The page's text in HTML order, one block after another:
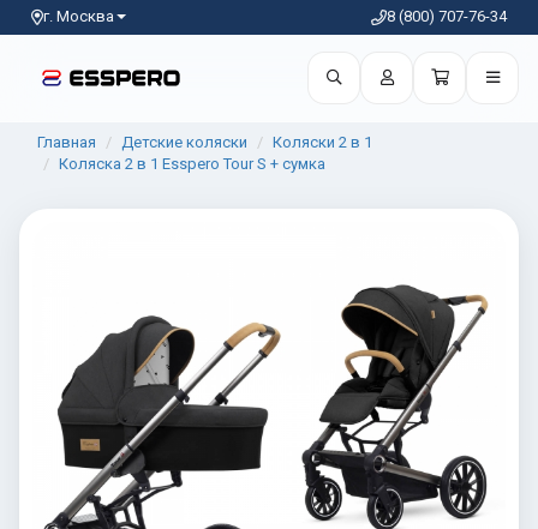
г. Москва 8 (800) 707-76-34
Главная Детские коляски
Коляски 2 в 1
Коляска 2 в 1 Esspero Tour S + сумка